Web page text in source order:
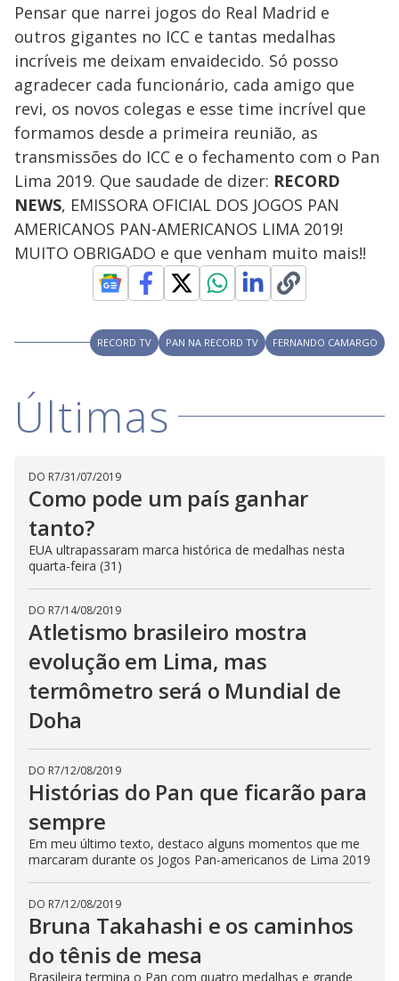
Pensar que narrei jogos do Real Madrid e
outros gigantes no ICC e tantas medalhas
incríveis me deixam envaidecido. Só posso
agradecer cada funcionário, cada amigo que
revi, os novos colegas e esse time incrível que
formamos desde a primeira reunião, as
transmissões do ICC e o fechamento com o Pan
Lima 2019. Que saudade de dizer: RECORD
NEWS, EMISSORA OFICIAL DOS JOGOS PAN
AMERICANOS PAN-AMERICANOS LIMA 2019!
MUITO OBRIGADO e que venham muito mais!!
RECORD TV PAN NA RECORD TV FERNANDO CAMARGO
Últimas
DO R7/31/07/2019
Como pode um país ganhar
tanto?
EUA ultrapassaram marca histórica de medalhas nesta
quarta-feira (31)
DO R7/14/08/2019
Atletismo brasileiro mostra
evolução em Lima, mas
termômetro será o Mundial de
Doha
DO R7/12/08/2019
Histórias do Pan que ficarão para
sempre
Em meu último texto, destaco alguns momentos que me
marcaram durante os Jogos Pan-americanos de Lima 2019
DO R7/12/08/2019
Bruna Takahashi e os caminhos
do tênis de mesa
Brasileira termina o Pan com quatro medalhas e grande